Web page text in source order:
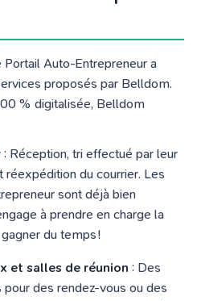
Auto-Entrepreneur a
proposés par Belldom.
% digitalisée, Belldom
: Réception, tri effectué par leur
réexpédition du courrier. Les
sont déjà bien
à prendre en charge la
du temps !
et salles de réunion : Des
des rendez-vous ou des